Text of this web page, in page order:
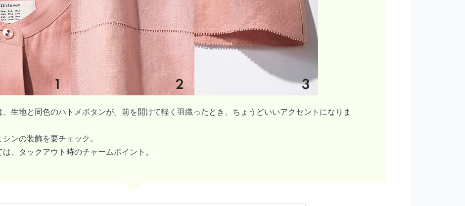
生地と同色のハトメボタンが。前を開けて軽く羽織ったとき、ちょうどいいアクセントになりま
ンの装飾を要チェック。
、タックアウト時のチャームポイント。